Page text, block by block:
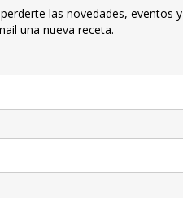
las novedades, eventos y
una nueva receta.